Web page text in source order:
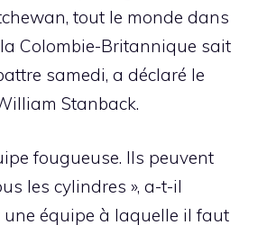
tout le monde dans
Colombie-Britannique sait
samedi, a déclaré le
Stanback.
fougueuse. Ils peuvent
les cylindres », a-t-il
une équipe à laquelle il faut